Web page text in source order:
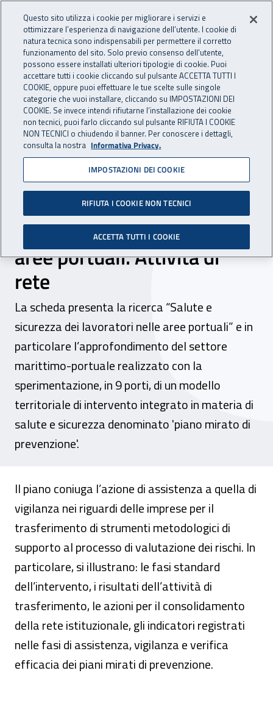
INAIL - Istituto Nazionale
Apri cerca
Navigazione principale
Navigazione - Ti trovi in:
Home Inail comunica Pubblicazioni Catalogo generale
Modello territoriale di
intervento integrato in
materia di salute e
sicurezza rivolto alle
imprese che operano in
aree portuali. Attività di
rete
La scheda presenta la ricerca “Salute e
sicurezza dei lavoratori nelle aree portuali” e in
particolare l’approfondimento del settore
marittimo-portuale realizzato con la
sperimentazione, in 9 porti, di un modello
territoriale di intervento integrato in materia di
salute e sicurezza denominato 'piano mirato di
prevenzione'.
Il piano coniuga l’azione di assistenza a quella di
vigilanza nei riguardi delle imprese per il
trasferimento di strumenti metodologici di
supporto al processo di valutazione dei rischi. In
particolare, si illustrano: le fasi standard
dell’intervento, i risultati dell’attività di
trasferimento, le azioni per il consolidamento
della rete istituzionale, gli indicatori registrati
nelle fasi di assistenza, vigilanza e verifica
efficacia dei piani mirati di prevenzione.
Questo sito utilizza i cookie per migliorare i servizi e
ottimizzare l’esperienza di navigazione dell’utente. I cookie di
natura tecnica sono indispensabili per permettere il corretto
funzionamento del sito. Solo previo consenso dell’utente,
possono essere installati ulteriori tipologie di cookie. Puoi
accettare tutti i cookie cliccando sul pulsante ACCETTA TUTTI I
COOKIE, oppure puoi effettuare le tue scelte sulle singole
categorie che vuoi installare, cliccando su IMPOSTAZIONI DEI
COOKIE. Se invece intendi rifiutarne l’installazione dei cookie
non tecnici, puoi farlo cliccando sul pulsante RIFIUTA I COOKIE
NON TECNICI o chiudendo il banner. Per conoscere i dettagli,
consulta la nostra Informativa Privacy.
IMPOSTAZIONI DEI COOKIE
RIFIUTA I COOKIE NON TECNICI
ACCETTA TUTTI I COOKIE